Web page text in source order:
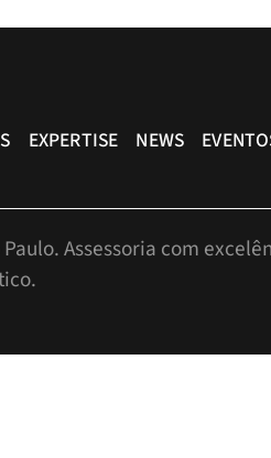
EXPERTISE NEWS
Assessoria com